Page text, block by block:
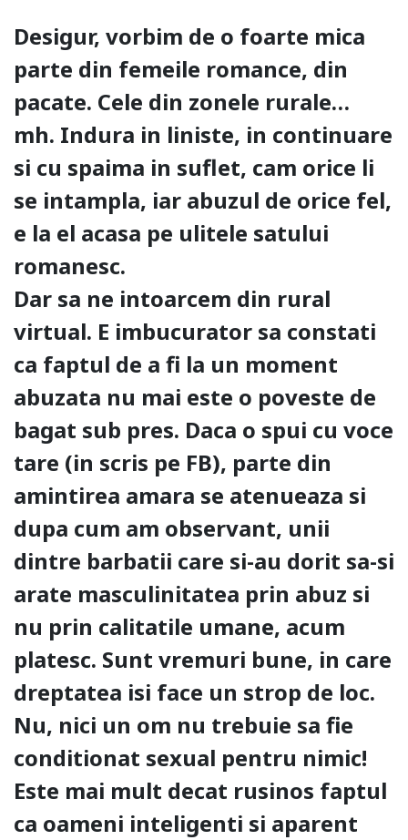
Desigur, vorbim de o foarte mica
parte din femeile romance, din
pacate. Cele din zonele rurale…
mh. Indura in liniste, in continuare
si cu spaima in suflet, cam orice li
se intampla, iar abuzul de orice fel,
e la el acasa pe ulitele satului
romanesc.
Dar sa ne intoarcem din rural
virtual. E imbucurator sa constati
ca faptul de a fi la un moment
abuzata nu mai este o poveste de
bagat sub pres. Daca o spui cu voce
tare (in scris pe FB), parte din
amintirea amara se atenueaza si
dupa cum am observant, unii
dintre barbatii care si-au dorit sa-si
arate masculinitatea prin abuz si
nu prin calitatile umane, acum
platesc. Sunt vremuri bune, in care
dreptatea isi face un strop de loc.
Nu, nici un om nu trebuie sa fie
conditionat sexual pentru nimic!
Este mai mult decat rusinos faptul
ca oameni inteligenti si aparent